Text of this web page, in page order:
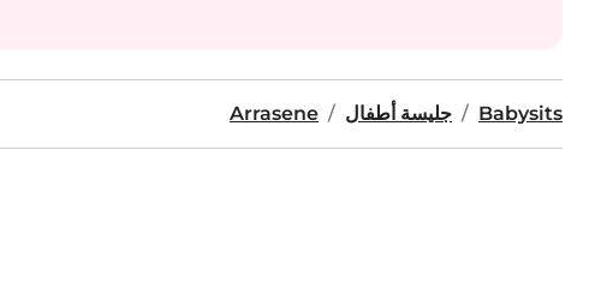
Babysits جليسة أطفال Arrasene